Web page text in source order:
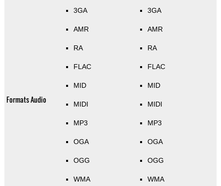
Formats Audio
3GA
AMR
RA
FLAC
MID
MIDI
MP3
OGA
OGG
WMA
3GA
AMR
RA
FLAC
MID
MIDI
MP3
OGA
OGG
WMA